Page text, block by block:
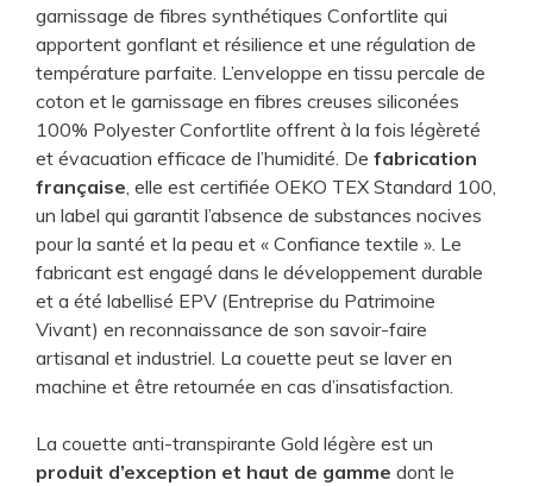
garnissage de fibres synthétiques Confortlite qui
apportent gonflant et résilience et une régulation de
température parfaite. L’enveloppe en tissu percale de
coton et le garnissage en fibres creuses siliconées
100% Polyester Confortlite offrent à la fois légèreté
et évacuation efficace de l’humidité. De fabrication
française , elle est certifiée OEKO TEX Standard 100,
un label qui garantit l’absence de substances nocives
pour la santé et la peau et « Confiance textile ». Le
fabricant est engagé dans le développement durable
et a été labellisé EPV (Entreprise du Patrimoine
Vivant) en reconnaissance de son savoir-faire
artisanal et industriel. La couette peut se laver en
machine et être retournée en cas d’insatisfaction.
La couette anti-transpirante Gold légère est un
produit d’exception et haut de gamme dont le